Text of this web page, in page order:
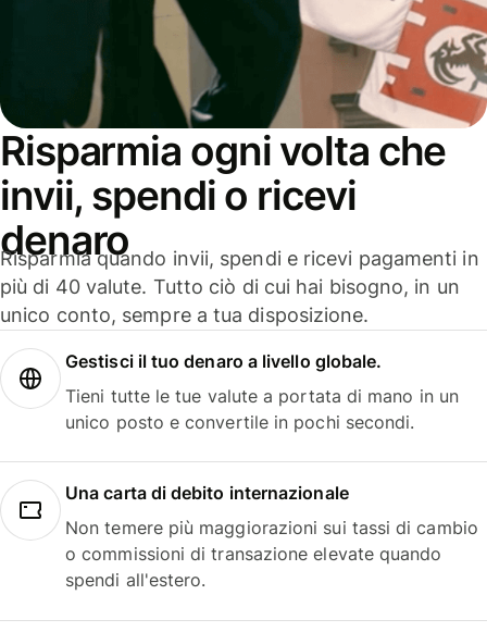
Risparmia ogni volta che
invii, spendi o ricevi
denaro
Risparmia quando invii, spendi e ricevi pagamenti in
più di 40 valute. Tutto ciò di cui hai bisogno, in un
unico conto, sempre a tua disposizione.
Gestisci il tuo denaro a livello globale.
Tieni tutte le tue valute a portata di mano in un
unico posto e convertile in pochi secondi.
Una carta di debito internazionale
Non temere più maggiorazioni sui tassi di cambio
o commissioni di transazione elevate quando
spendi all'estero.